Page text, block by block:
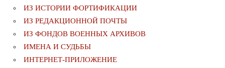
ИЗ ИСТОРИИ ФОРТИФИКАЦИИ
ИЗ РЕДАКЦИОННОЙ ПОЧТЫ
ИЗ ФОНДОВ ВОЕННЫХ АРХИВОВ
ИМЕНА И СУДЬБЫ
ИНТЕРНЕТ-ПРИЛОЖЕНИЕ